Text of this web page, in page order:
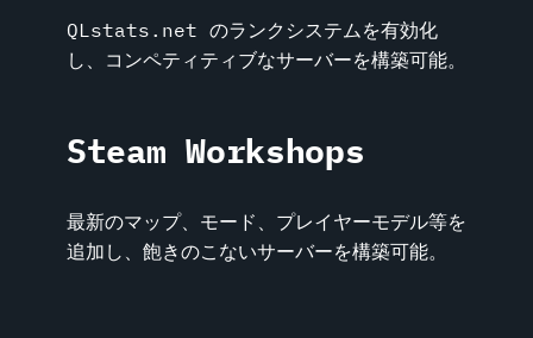
QLstats.net のランクシステムを有効化
し、コンペティティブなサーバーを構築可能。
Steam Workshops
最新のマップ、モード、プレイヤーモデル等を
追加し、飽きのこないサーバーを構築可能。